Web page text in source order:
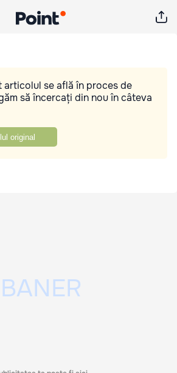
articolul se află în proces de
să încercați din nou în câteva
original